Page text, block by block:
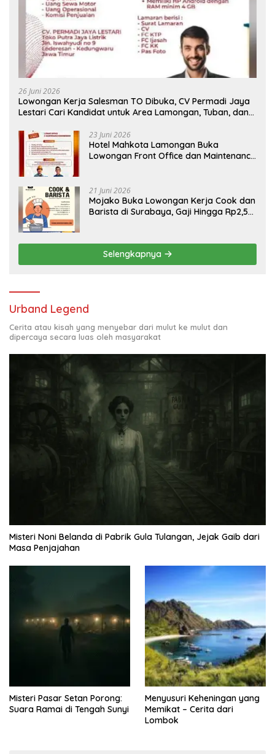
26 Juni 2026
Lowongan Kerja Salesman TO Dibuka, CV Permadi Jaya
Lestari Cari Kandidat untuk Area Lamongan, Tuban, dan
23 Juni 2026
Hotel Mahkota Lamongan Buka
Lowongan Front Office dan Maintenance
21 Juni 2026
Mojako Buka Lowongan Kerja Cook dan
Barista di Surabaya, Gaji Hingga Rp2,5
Selengkapnya
Urband Legend
Cerita atau kisah yang menyebar dari mulut ke mulut dan
dipercaya secara luas oleh masyarakat
Misteri Noni Belanda di Pabrik Gula Tulangan, Jejak Gaib dari
Masa Penjajahan
Misteri Pasar Setan Porong:
Suara Ramai di Tengah Sunyi
Menyusuri Keheningan yang
Memikat – Cerita dari
Lombok